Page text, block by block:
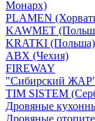
Монарх)
PLAMEN
KAWMET
KRATKI (Польша)
ABX (Чехия)
FIREWAY
"Сибирский ЖАР"
TIM SISTEM
Дровяные
Дровяные